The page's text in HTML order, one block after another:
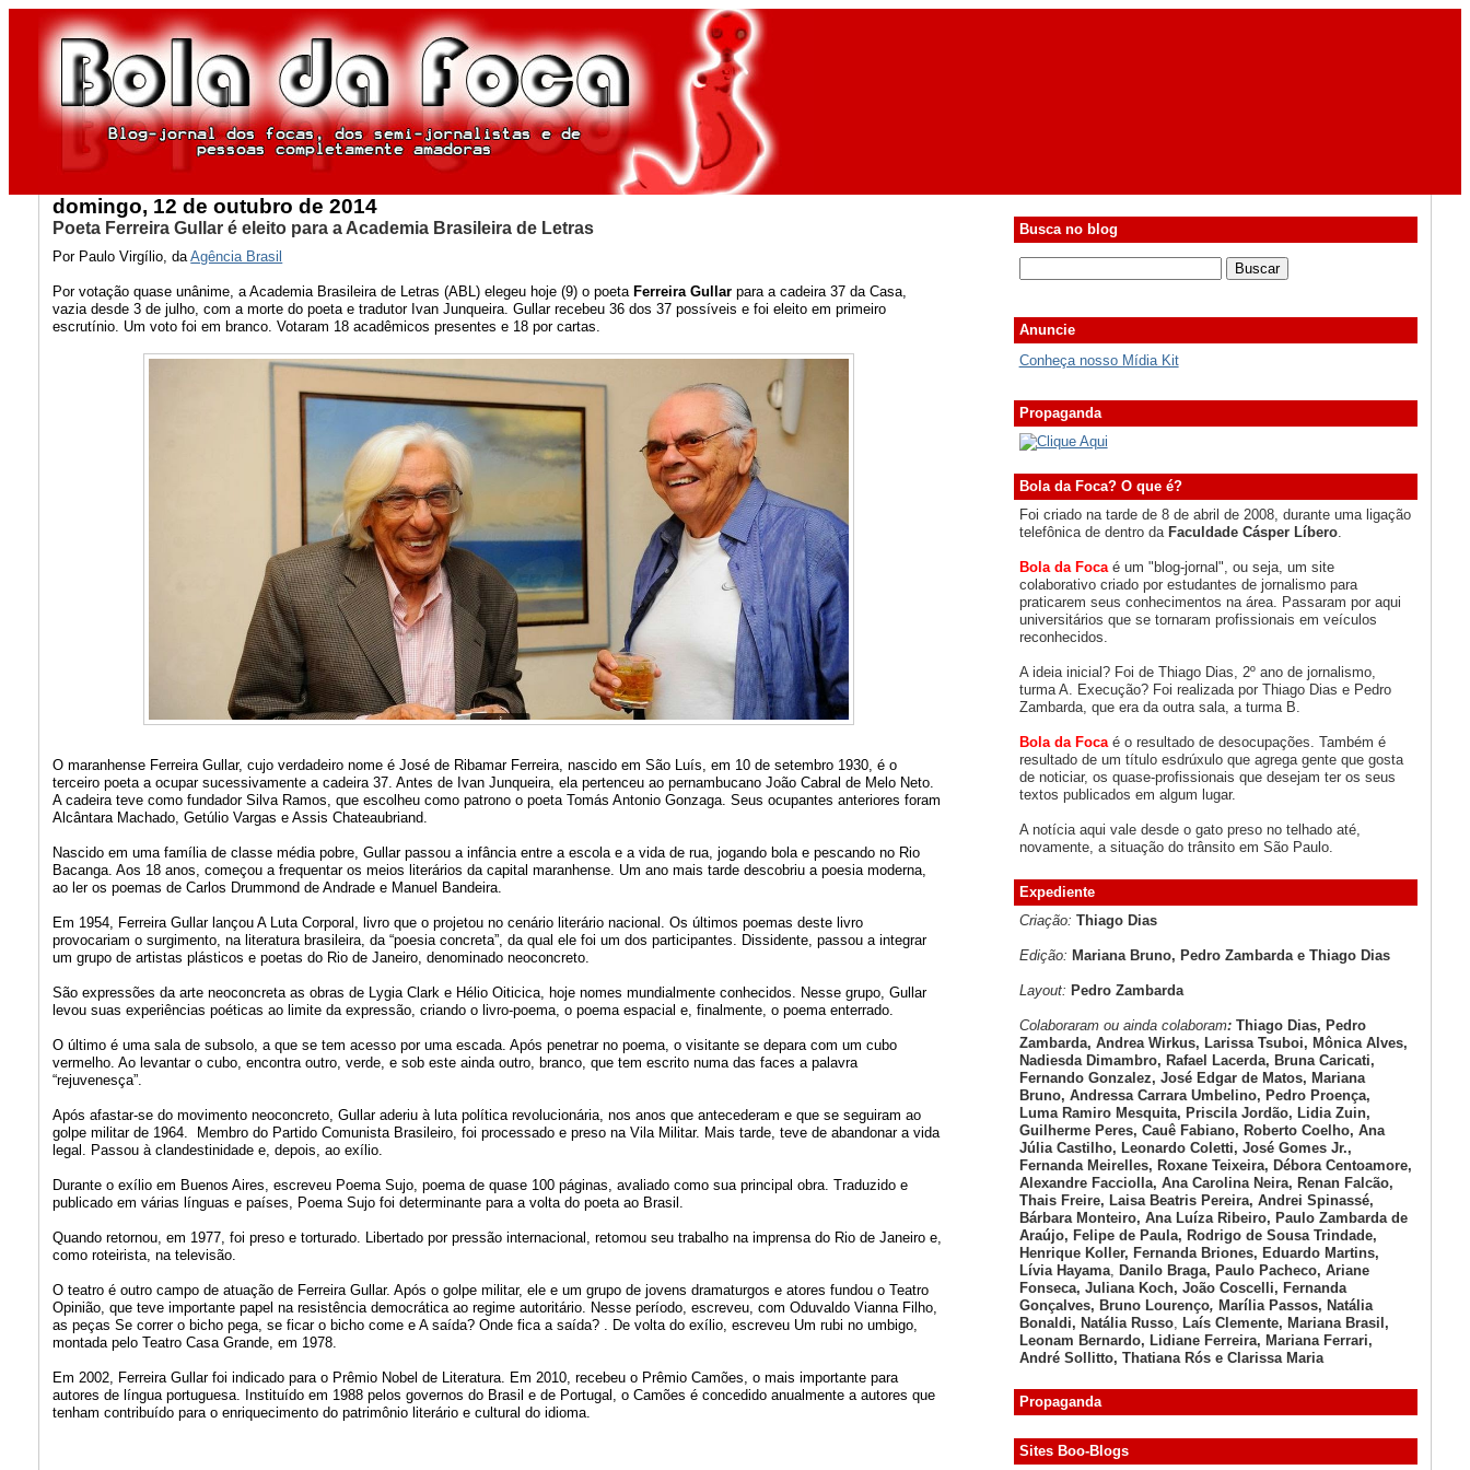
domingo, 12 de outubro de 2014
Poeta Ferreira Gullar é eleito para a Academia Brasileira de Letras
Por Paulo Virgílio, daAgência Brasil
Por votação quase unânime, a Academia Brasileira de Letras (ABL) elegeu hoje (9) o poetaFerreira Gullar para a cadeira 37 da Casa,
vazia desde 3 de julho, com a morte do poeta e tradutor Ivan Junqueira. Gullar recebeu 36 dos 37 possíveis e foi eleito em primeiro
escrutínio. Um voto foi em branco. Votaram 18 acadêmicos presentes e 18 por cartas.
O maranhense Ferreira Gullar, cujo verdadeiro nome é José de Ribamar Ferreira, nascido em São Luís, em 10 de setembro 1930, é o
terceiro poeta a ocupar sucessivamente a cadeira 37. Antes de Ivan Junqueira, ela pertenceu ao pernambucano João Cabral de Melo Neto.
A cadeira teve como fundador Silva Ramos, que escolheu como patrono o poeta Tomás Antonio Gonzaga. Seus ocupantes anteriores foram
Alcântara Machado, Getúlio Vargas e Assis Chateaubriand.
Nascido em uma família de classe média pobre, Gullar passou a infância entre a escola e a vida de rua, jogando bola e pescando no Rio
Bacanga. Aos 18 anos, começou a frequentar os meios literários da capital maranhense. Um ano mais tarde descobriu a poesia moderna,
ao ler os poemas de Carlos Drummond de Andrade e Manuel Bandeira.
Em 1954, Ferreira Gullar lançou A Luta Corporal, livro que o projetou no cenário literário nacional. Os últimos poemas deste livro
provocariam o surgimento, na literatura brasileira, da “poesia concreta”, da qual ele foi um dos participantes. Dissidente, passou a integrar
um grupo de artistas plásticos e poetas do Rio de Janeiro, denominado neoconcreto.
São expressões da arte neoconcreta as obras de Lygia Clark e Hélio Oiticica, hoje nomes mundialmente conhecidos. Nesse grupo, Gullar
levou suas experiências poéticas ao limite da expressão, criando o livro-poema, o poema espacial e, finalmente, o poema enterrado.
O último é uma sala de subsolo, a que se tem acesso por uma escada. Após penetrar no poema, o visitante se depara com um cubo
vermelho. Ao levantar o cubo, encontra outro, verde, e sob este ainda outro, branco, que tem escrito numa das faces a palavra
“rejuvenesça”.
Após afastar-se do movimento neoconcreto, Gullar aderiu à luta política revolucionária, nos anos que antecederam e que se seguiram ao
golpe militar de 1964. Membro do Partido Comunista Brasileiro, foi processado e preso na Vila Militar. Mais tarde, teve de abandonar a vida
legal. Passou à clandestinidade e, depois, ao exílio.
Durante o exílio em Buenos Aires, escreveu Poema Sujo, poema de quase 100 páginas, avaliado como sua principal obra. Traduzido e
publicado em várias línguas e países, Poema Sujo foi determinante para a volta do poeta ao Brasil.
Quando retornou, em 1977, foi preso e torturado. Libertado por pressão internacional, retomou seu trabalho na imprensa do Rio de Janeiro e,
como roteirista, na televisão.
O teatro é outro campo de atuação de Ferreira Gullar. Após o golpe militar, ele e um grupo de jovens dramaturgos e atores fundou o Teatro
Opinião, que teve importante papel na resistência democrática ao regime autoritário. Nesse período, escreveu, com Oduvaldo Vianna Filho,
as peças Se correr o bicho pega, se ficar o bicho come e A saída? Onde fica a saída? . De volta do exílio, escreveu Um rubi no umbigo,
montada pelo Teatro Casa Grande, em 1978.
Em 2002, Ferreira Gullar foi indicado para o Prêmio Nobel de Literatura. Em 2010, recebeu o Prêmio Camões, o mais importante para
autores de língua portuguesa. Instituído em 1988 pelos governos do Brasil e de Portugal, o Camões é concedido anualmente a autores que
tenham contribuído para o enriquecimento do patrimônio literário e cultural do idioma.
Busca no blog
Anuncie
Conheça nosso Mídia Kit
Propaganda
Bola da Foca? O que é?
Foi criado na tarde de 8 de abril de 2008, durante uma ligação
telefônica de dentro da Faculdade Cásper Líbero.
Bola da Foca é um "blog-jornal", ou seja, um site
colaborativo criado por estudantes de jornalismo para
praticarem seus conhecimentos na área. Passaram por aqui
universitários que se tornaram profissionais em veículos
reconhecidos.
A ideia inicial? Foi de Thiago Dias, 2º ano de jornalismo,
turma A. Execução? Foi realizada por Thiago Dias e Pedro
Zambarda, que era da outra sala, a turma B.
Bola da Focaé o resultado de desocupações. Também é
resultado de um título esdrúxulo que agrega gente que gosta
de noticiar, os quase-profissionais que desejam ter os seus
textos publicados em algum lugar.
A notícia aqui vale desde o gato preso no telhado até,
novamente, a situação do trânsito em São Paulo.
Expediente
Criação: Thiago Dias
Edição: Mariana Bruno, Pedro Zambarda e Thiago Dias
Layout: Pedro Zambarda
Colaboraram ou ainda colaboram: Thiago Dias, Pedro
Zambarda, Andrea Wirkus, Larissa Tsuboi, Mônica Alves,
Nadiesda Dimambro, Rafael Lacerda, Bruna Caricati,
Fernando Gonzalez, José Edgar de Matos, Mariana
Bruno, Andressa Carrara Umbelino, Pedro Proença,
Luma Ramiro Mesquita, Priscila Jordão, Lidia Zuin,
Guilherme Peres, Cauê Fabiano, Roberto Coelho, Ana
Júlia Castilho, Leonardo Coletti, José Gomes Jr.,
Fernanda Meirelles, Roxane Teixeira, Débora Centoamore,
Alexandre Facciolla, Ana Carolina Neira, Renan Falcão,
Thais Freire, Laisa Beatris Pereira, Andrei Spinassé,
Bárbara Monteiro, Ana Luíza Ribeiro, Paulo Zambarda de
Araújo, Felipe de Paula, Rodrigo de Sousa Trindade,
Henrique Koller, Fernanda Briones, Eduardo Martins,
Lívia Hayama, Danilo Braga, Paulo Pacheco, Ariane
Fonseca, Juliana Koch, João Coscelli, Fernanda
Gonçalves, Bruno Lourenço, Marília Passos, Natália
Bonaldi, Natália Russo, Laís Clemente, Mariana Brasil,
Leonam Bernardo, Lidiane Ferreira, Mariana Ferrari,
André Sollitto, Thatiana Rós e Clarissa Maria
Propaganda
Sites Boo-Blogs